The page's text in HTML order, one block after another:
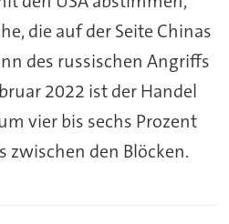
die auf der Seite Chinas
des russischen Angriffs
2022 ist der Handel
vier bis sechs Prozent
zwischen den Blöcken.